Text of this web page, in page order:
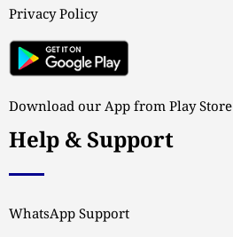
Privacy Policy
Download our App from Play Store
Help & Support
WhatsApp Support